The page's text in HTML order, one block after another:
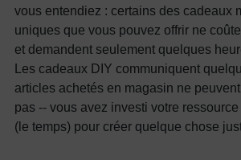
vous entendiez : certains des cadeaux
uniques que vous pouvez offrir ne
et demandent seulement quelques
Les cadeaux DIY communiquent
articles achetés en magasin ne
pas -- vous avez investi votre
(le temps) pour créer quelque chose